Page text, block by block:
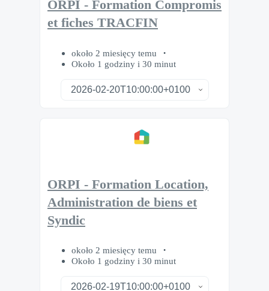
ORPI - Formation Compromis
et fiches TRACFIN
około 2 miesięcy temu
Około 1 godziny i 30 minut
ORPI - Formation Location,
Administration de biens et
Syndic
około 2 miesięcy temu
Około 1 godziny i 30 minut